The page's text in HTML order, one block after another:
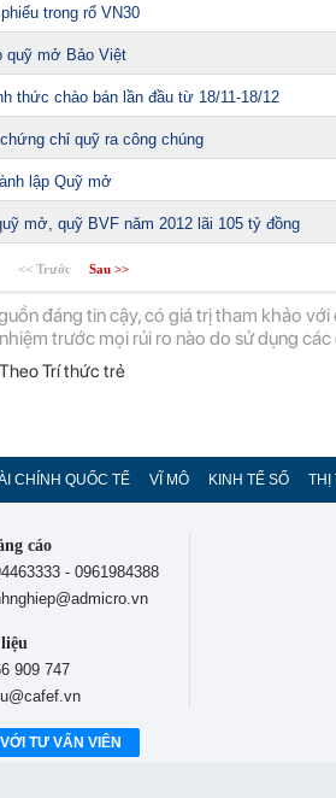
trong rổ VN30
quỹ mở Bảo Việt
thức chào bán lần đầu từ 18/11-18/12
chỉ quỹ ra công chúng
lập Quỹ mở
mở, quỹ BVF năm 2012 lãi 105 tỷ đồng
<< Trước Sau >>
đáng tin cậy, có giá trị tham khảo với
trước mọi rủi ro nào do sử dụng các
Theo Trí thức trẻ
CHÍNH QUỐC TẾ VĨ MÔ KINH TẾ SỐ THỊ
cáo
- 0961984388
909 747
TƯ VẤN VIÊN